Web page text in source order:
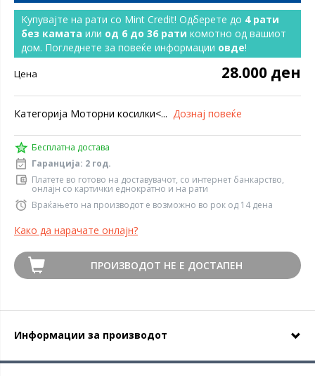
Купувајте на рати со Mint Credit! Одберете до 4 рати
без камата или од 6 до 36 рати комотно од вашиот
дом. Погледнете за повеќе информации овде!
Цена 28.000 ден
Категорија Moторни косилки<... Дознај повеќе
Бесплатна достава
Гаранција: 2 год.
Платете во готово на доставувачот, со интернет банкарство,
онлајн со картички еднократно и на рати
Враќањето на производот е возможно во рок од 14 дена
Како да нарачате онлајн?
ПРОИЗВОДОТ НЕ Е ДОСТАПЕН
Информации за производот